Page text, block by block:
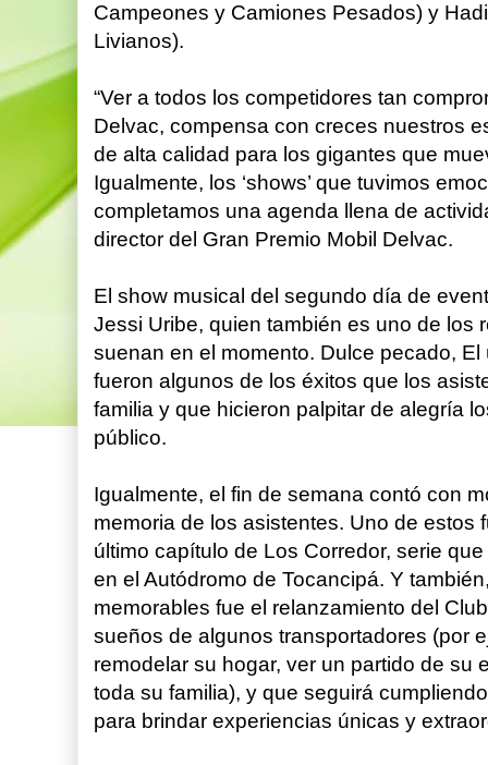
Campeones y Camiones Pesados) y
Livianos).
“Ver a todos los competidores tan
Delvac, compensa con creces nuestros
de alta calidad para los gigantes que
Igualmente, los ‘shows’ que tuvimos
completamos una agenda llena de
director del Gran Premio Mobil Delvac.
El show musical del segundo día de
Jessi Uribe, quien también es uno de los
suenan en el momento. Dulce pecado,
fueron algunos de los éxitos que los
familia y que hicieron palpitar de alegría
público.
Igualmente, el fin de semana contó con
memoria de los asistentes. Uno de estos
último capítulo de Los Corredor, serie
en el Autódromo de Tocancipá. Y
memorables fue el relanzamiento del
sueños de algunos transportadores (por
remodelar su hogar, ver un partido de su
toda su familia), y que seguirá
para brindar experiencias únicas y